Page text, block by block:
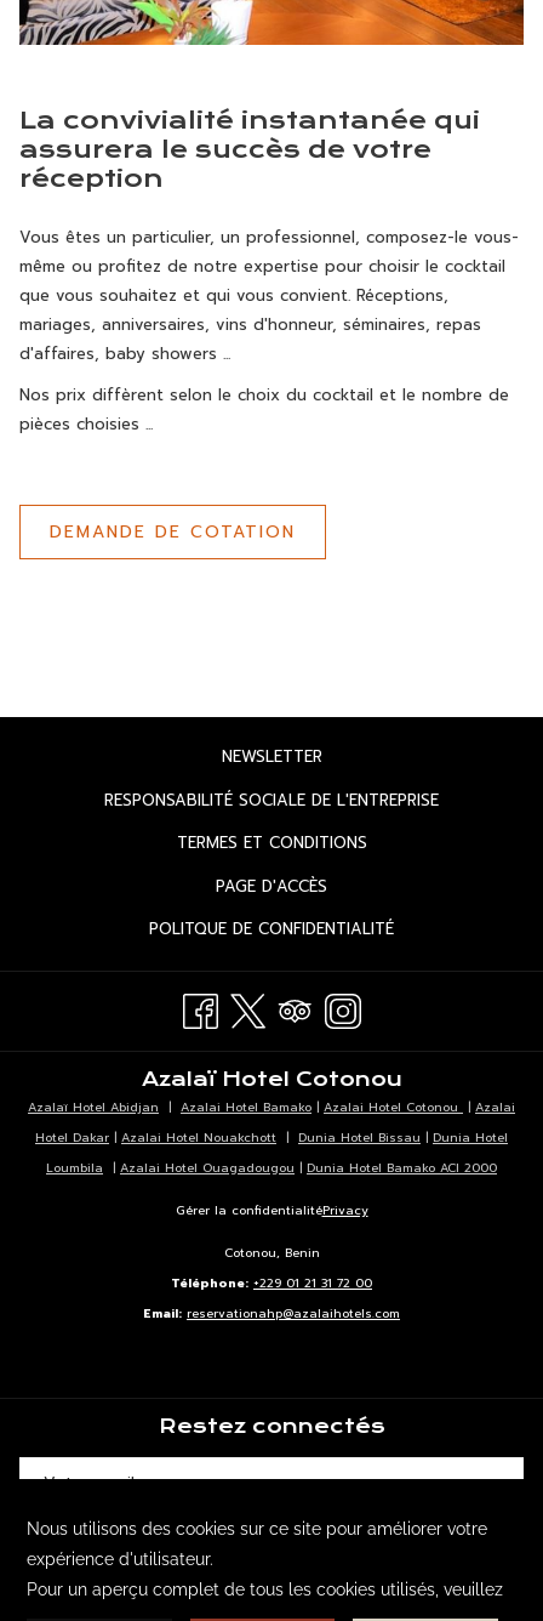
En utilisant notre site Web, vous consentez à notre
utilisation des cookies conformément à notre
politique en matière de cookies. En savoir plus
La convivialité instantanée qui
assurera le succès de votre
réception
Vous êtes un particulier, un professionnel, composez-le vous-
même ou profitez de notre expertise pour choisir le cocktail
que vous souhaitez et qui vous convient. Réceptions,
mariages, anniversaires, vins d'honneur, séminaires, repas
d'affaires, baby showers ...
Nos prix diffèrent selon le choix du cocktail et le nombre de
pièces choisies ...
DEMANDE DE COTATION
NEWSLETTEROUVRIR
NOUVEL
RESPONSABILITÉ SOCIALE DE L'ENTREPRISEOUVRIR
TERMES ET CONDITIONSOUVRIR
NOUVEL
PAGE D'ACCÈS
NOUVEL
ONGLET
POLITQUE DE CONFIDENTIALITÉOUVRIR
Azalaï Hotel Cotonou
Azalaï Hotel Abidjan | Azalai Hotel Bamako | Azalai Hotel Cotonou | Azalai
Hotel Dakar | Azalai Hotel Nouakchott | Dunia Hotel Bissau | Dunia Hotel
Loumbila | Azalai Hotel Ouagadougou | Dunia Hotel Bamako ACI 2000
Gérer la confidentialitéPrivacy
Cotonou, Benin
Téléphone: +229 01 21 31 72 00
Email: reservationahp@azalaihotels.com
Restez connectés